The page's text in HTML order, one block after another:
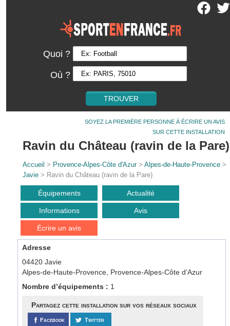
Quoi ?
Où ?
SOYEZ LA PREMIÈRE PERSONNE À ÉCRIRE UN AVIS
SUR CETTE INSTALLATION
Ravin du Château (ravin de la Pare)
Accueil > Provence-Alpes-Côte d'Azur>Alpes-de-Haute-Provence >
Javie > Ravin du Château (ravin de la Pare)
Équipements Actualité
Informations Avis
Écrire un avis
Adresse
04420 Javie
Alpes-de-Haute-Provence, Provence-Alpes-Côte d’Azur
Nombre d’équipements : 1
Partagez cette installation sur vos réseaux sociaux
Facebook Twitter